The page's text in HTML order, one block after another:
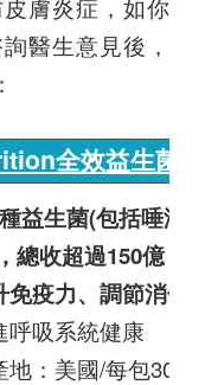
膚炎症，如你
醫生意見後，
全效益生菌
益生菌(包括唾液
總收超過150億
免疫力、調節消化
呼吸系統健康
地：美國/每包30